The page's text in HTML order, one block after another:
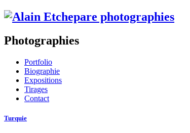
Photographies
Portfolio
Biographie
Expositions
Tirages
Contact
Turquie